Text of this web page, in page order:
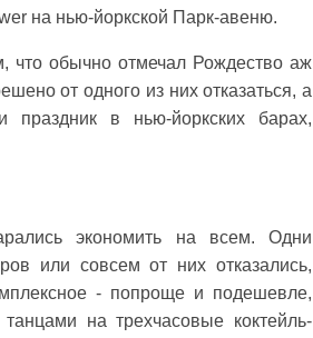
на нью-йоркской Парк-авеню.
что обычно отмечал Рождество аж
от одного из них отказаться, а
праздник в нью-йоркских барах,
экономить на всем. Одни
или совсем от них отказались,
- попроще и подешевле,
на трехчасовые коктейль-